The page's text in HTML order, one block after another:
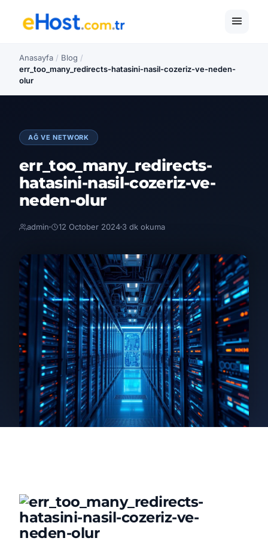
Anasayfa / Blog /
err_too_many_redirects-hatasini-nasil-cozeriz-ve-neden-
olur
AĞ VE NETWORK
err_too_many_redirects-
hatasini-nasil-cozeriz-ve-
neden-olur
admin 12 October 2024 3 dk okuma